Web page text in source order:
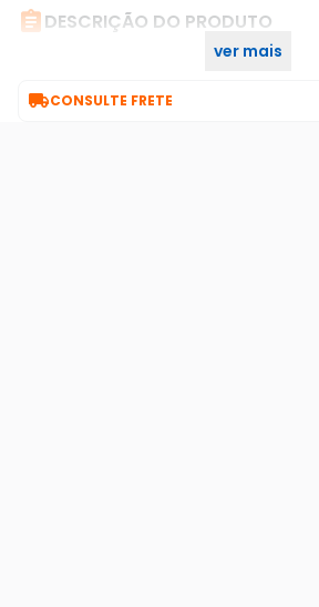
DESCRIÇÃO DO PRODUTO
ver mais
CONSULTE FRETE